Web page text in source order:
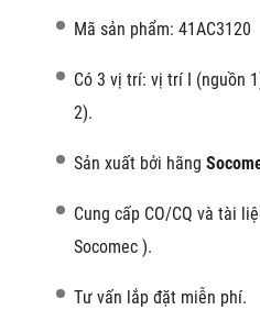
Mã sản phẩm: 41AC3120
Có 3 vị trí: vị trí I (nguồn
2).
Sản xuất bởi hãng
Cung cấp CO/CQ và tài
Socomec ).
Tư vấn lắp đặt miễn phí.